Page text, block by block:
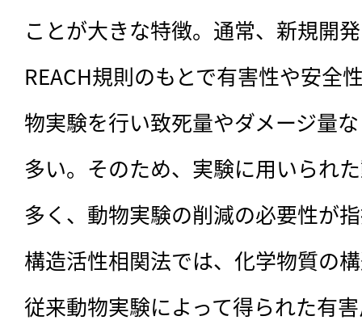
ことが大きな特徴。通常、新規開
REACH規則のもとで有害性や安全
物実験を行い致死量やダメージ量
多い。そのため、実験に用いられ
多く、動物実験の削減の必要性が
構造活性相関法では、化学物質の
従来動物実験によって得られた有